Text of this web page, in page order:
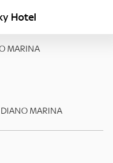
Hotel
MARINA
DIANO MARINA